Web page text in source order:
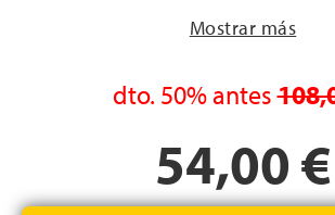
mayor frescor durante las horas de sueño
tejido de máxima suavidad, muy
FABRICADA EN ESPAÑA
Mostrar más
dto. 50%antes
54,00 €